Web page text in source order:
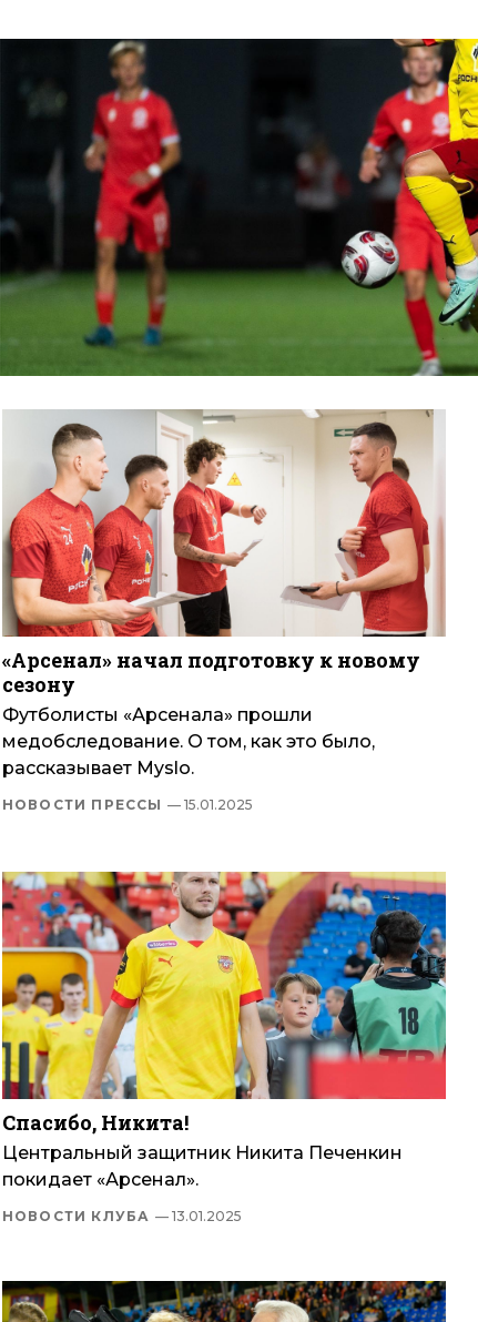
«Арсенал» начал подготовку к новому
сезону
Футболисты «Арсенала» прошли
медобследование. О том, как это было,
рассказывает Myslo.
НОВОСТИ ПРЕССЫ — 15.01.2025
Спасибо, Никита!
Центральный защитник Никита Печенкин
покидает «Арсенал».
НОВОСТИ КЛУБА — 13.01.2025